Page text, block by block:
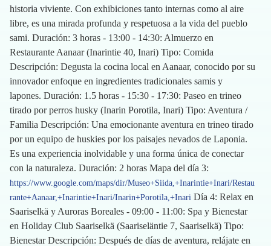
historia viviente. Con exhibiciones tanto internas como al aire
libre, es una mirada profunda y respetuosa a la vida del pueblo
sami. Duración: 3 horas - 13:00 - 14:30: Almuerzo en
Restaurante Aanaar (Inarintie 40, Inari) Tipo: Comida
Descripción: Degusta la cocina local en Aanaar, conocido por su
innovador enfoque en ingredientes tradicionales samis y
lapones. Duración: 1.5 horas - 15:30 - 17:30: Paseo en trineo
tirado por perros husky (Inarin Porotila, Inari) Tipo: Aventura /
Familia Descripción: Una emocionante aventura en trineo tirado
por un equipo de huskies por los paisajes nevados de Laponia.
Es una experiencia inolvidable y una forma única de conectar
con la naturaleza. Duración: 2 horas Mapa del día 3:
https://www.google.com/maps/dir/Museo+Siida,+Inarintie+Inari/Restau
rante+Aanaar,+Inarintie+Inari/Inarin+Porotila,+Inari Día 4: Relax en
Saariselkä y Auroras Boreales - 09:00 - 11:00: Spa y Bienestar
en Holiday Club Saariselkä (Saariseläntie 7, Saariselkä) Tipo:
Bienestar Descripción: Después de días de aventura, relájate en